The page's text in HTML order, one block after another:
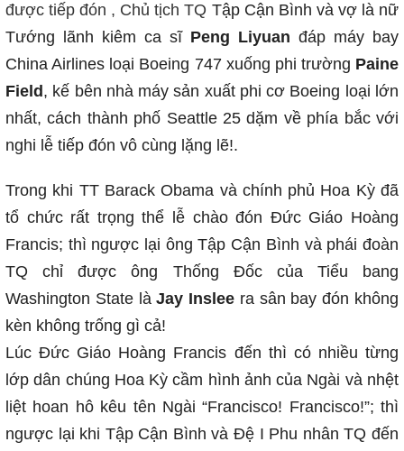
được tiếp đón , Chủ tịch TQ Tập Cận Bình và vợ là nữ
Tướng lãnh kiêm ca sĩ Peng Liyuan đáp máy bay
China Airlines loại Boeing 747 xuống phi trường Paine
Field , kế bên nhà máy sản xuất phi cơ Boeing loại lớn
nhất, cách thành phố Seattle 25 dặm về phía bắc với
nghi lễ tiếp đón vô cùng lặng lẽ!.
Trong khi TT Barack Obama và chính phủ Hoa Kỳ đã
tổ chức rất trọng thể lễ chào đón Đức Giáo Hoàng
Francis; thì ngược lại ông Tập Cận Bình và phái đoàn
TQ chỉ được ông Thống Đốc của Tiểu bang
Washington State làJay Inslee ra sân bay đón không
kèn không trống gì cả!
Lúc Đức Giáo Hoàng Francis đến thì có nhiều từng
lớp dân chúng Hoa Kỳ cầm hình ảnh của Ngài và nhệt
liệt hoan hô kêu tên Ngài “Francisco! Francisco!”; thì
ngược lại khi Tập Cận Bình và Đệ I Phu nhân TQ đến